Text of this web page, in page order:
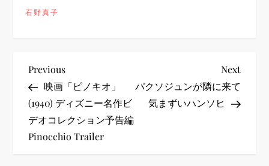
石野真子
投
稿
ナ
Previous
Post
Previous
映画「ピノキオ」
(1940) ディズニー名作ビ
デオコレクション予告編
Pinocchio Trailer
Next
Next
パクソジュンが隣に来て
気まずいハンソヒ